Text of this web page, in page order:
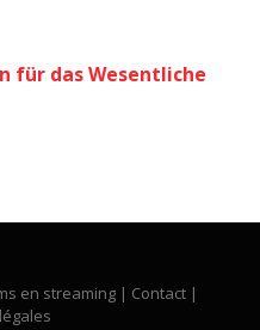
für das Wesentliche
en streaming | Contact |